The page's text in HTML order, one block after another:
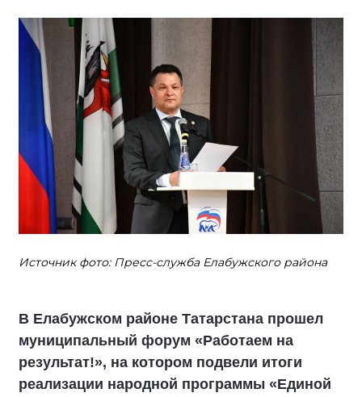
Источник фото: Пресс-служба Елабужского района
В Елабужском районе Татарстана прошел
муниципальный форум «Работаем на
результат!», на котором подвели итоги
реализации народной программы «Единой